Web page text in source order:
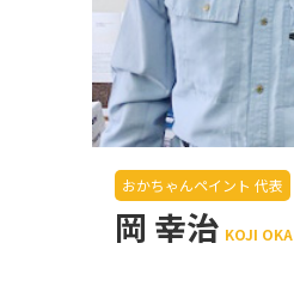
おかちゃんペイント 代表
岡 幸治 KOJI OKA